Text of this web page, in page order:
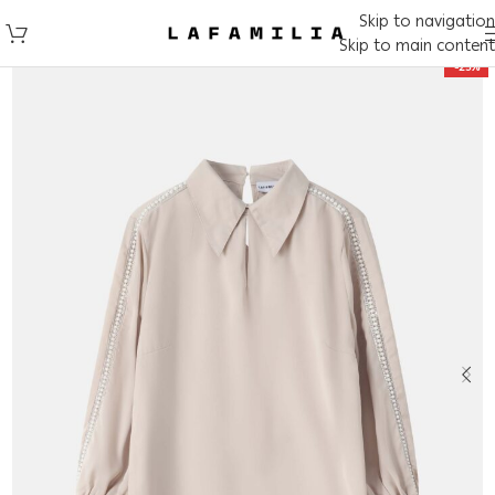
Skip to navigation
Skip to main content
-25%